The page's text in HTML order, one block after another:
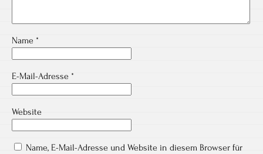
Name *
E-Mail-Adresse *
Website
Name, E-Mail-Adresse und Website in diesem Browser für